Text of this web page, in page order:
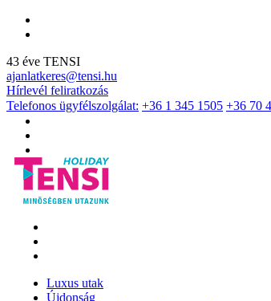
43 éve TENSI
ajanlatkeres@tensi.hu
Hírlevél feliratkozás
Telefonos ügyfélszolgálat: +36 1 345 1505 +36 70
Luxus utak
Újdonság